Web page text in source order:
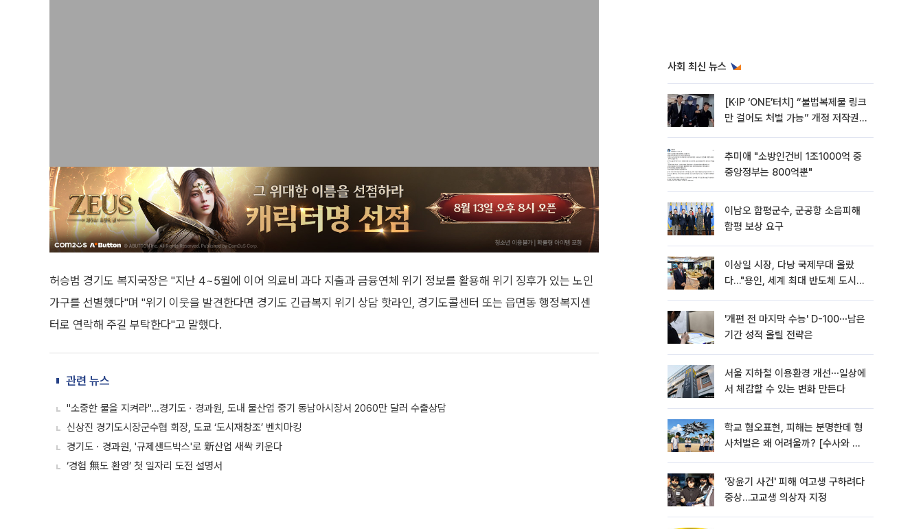
허승범 경기도 복지국장은 "지난 4~5월에 이어 의료비 과다 지출과 금융연체 위기 정보를 활용해 위기 징후가 있는 노인
가구를 선별했다"며 "위기 이웃을 발견한다면 경기도 긴급복지 위기 상담 핫라인, 경기도콜센터 또는 읍면동 행정복지센
터로 연락해 주길 부탁한다"고 말했다.
관련 뉴스
"소중한 물을 지켜라"...경기도ㆍ경과원, 도내 물산업 중기 동남아시장서 2060만 달러 수출상담
신상진 경기도시장군수협 회장, 도쿄 ‘도시재창조’ 벤치마킹
경기도ㆍ경과원, '규제샌드박스'로 新산업 새싹 키운다
‘경험 無도 환영’ 첫 일자리 도전 설명서
사회 최신 뉴스
[K·IP ‘ONE’터치] “불법복제물 링크
만 걸어도 처벌 가능” 개정 저작권
추미애 "소방인건비 1조1000억 중
중앙정부는 800억뿐"
이남오 함평군수, 군공항 소음피해
함평 보상 요구
이상일 시장, 다낭 국제무대 올랐
다…"용인, 세계 최대 반도체 도시
'개편 전 마지막 수능' D-100⋯남은
기간 성적 올릴 전략은
서울 지하철 이용환경 개선⋯일상에
서 체감할 수 있는 변화 만든다
학교 혐오표현, 피해는 분명한데 형
사처벌은 왜 어려울까? [수사와 재
'장윤기 사건' 피해 여고생 구하려다
중상…고교생 의상자 지정